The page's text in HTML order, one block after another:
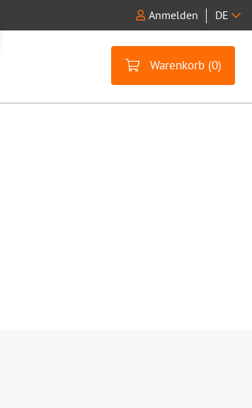
Anmelden DE
Warenkorb (0)